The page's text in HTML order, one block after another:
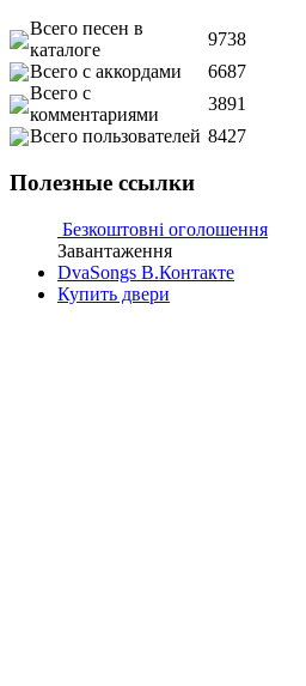
Всего песен в
каталоге
9738
Всего с аккордами
6687
Всего с
комментариями
3891
Всего пользователей 8427
Полезные ссылки
Безкоштовні оголошення
Завантаження
DvaSongs В.Контакте
Купить двери